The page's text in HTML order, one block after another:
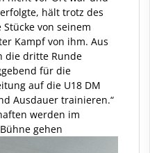
hält trotz des
von seinem
Kampf von ihm. Aus
die dritte Runde
für die
auf die U18 DM
Ausdauer trainieren.“
werden im
gehen